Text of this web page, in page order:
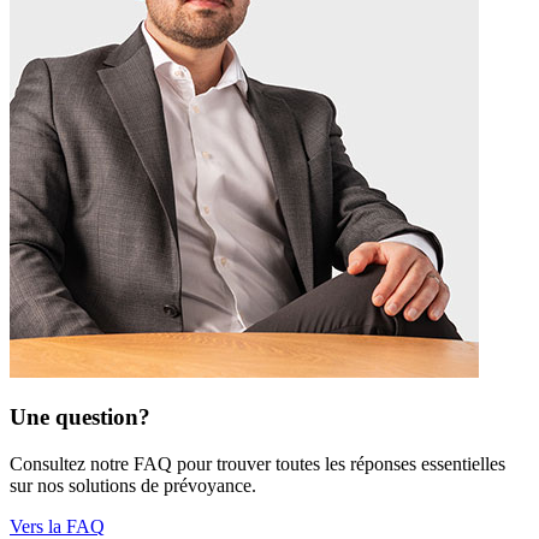
Une question?
Consultez notre FAQ pour trouver toutes les réponses essentielles
sur nos solutions de prévoyance.
Vers la FAQ